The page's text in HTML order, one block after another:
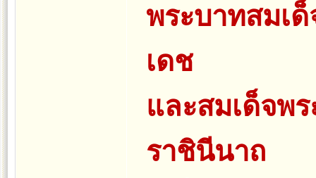
พระบาทสมเ
เดช
และสมเด็จพ
ราชินีนาถ